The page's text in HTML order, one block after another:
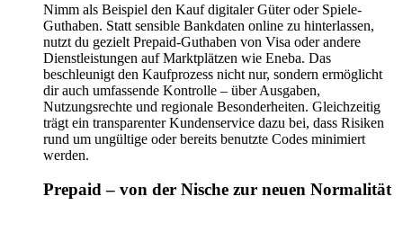
Nimm als Beispiel den Kauf digitaler Güter oder Spiele-
Guthaben. Statt sensible Bankdaten online zu hinterlassen,
nutzt du gezielt Prepaid-Guthaben von Visa oder andere
Dienstleistungen auf Marktplätzen wie Eneba. Das
beschleunigt den Kaufprozess nicht nur, sondern ermöglicht
dir auch umfassende Kontrolle – über Ausgaben,
Nutzungsrechte und regionale Besonderheiten. Gleichzeitig
trägt ein transparenter Kundenservice dazu bei, dass Risiken
rund um ungültige oder bereits benutzte Codes minimiert
werden.
Prepaid – von der Nische zur neuen Normalität